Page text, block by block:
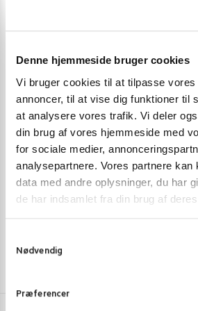
Denne hjemmeside bruger cookies
Vi bruger cookies til at tilpasse vores
annoncer, til at vise dig funktioner til
at analysere vores trafik. Vi deler
din brug af vores hjemmeside med
for sociale medier,
analysepartnere. Vores partnere kan
data med andre oplysninger, du har
de har indsamlet fra din brug af
Nødvendig
Præferencer
BØNNER OG BÆLGFRUGTER,GRØNT OG FRUGT PÅ
DÅSE
34,00kr.
Tilføj til kurv